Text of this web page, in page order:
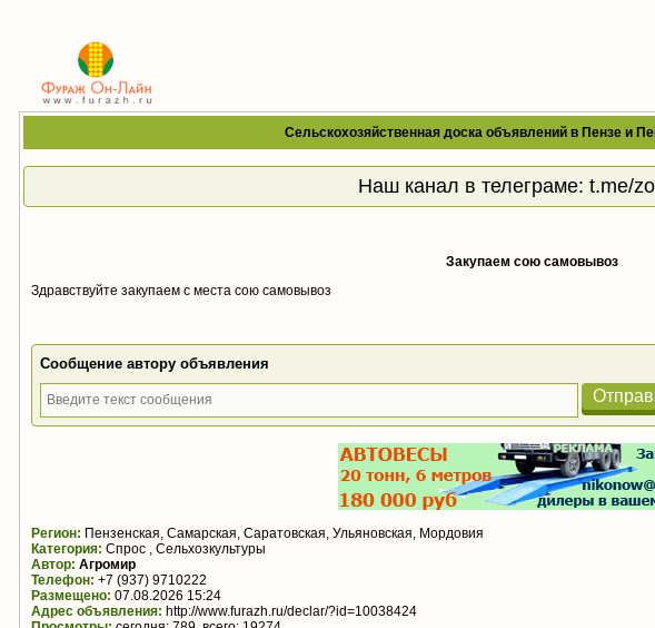
Сельскохозяйственная доска объявлений в Пензе и
Наш канал в телеграме: t.me/
Закупаем сою самовывоз
Здравствуйте закупаем с места сою самовывоз
Сообщение автору объявления
Регион: Пензенская, Самарская, Саратовская, Ульяновская, Мордовия
Категория: Спрос , Сельхозкультуры
Автор: Агромир
Телефон: +7 (937) 9710222
Размещено: 07.08.2026 15:24
Адрес объявления: http://www.furazh.ru/declar/?id=10038424